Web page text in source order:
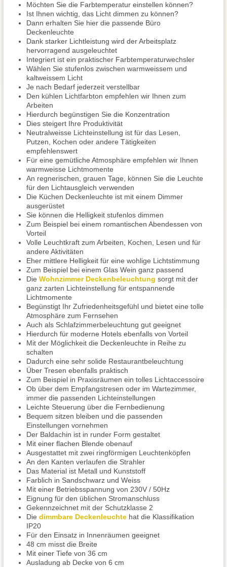
Möchten Sie die Farbtemperatur einstellen können?
Ist Ihnen wichtig, das Licht dimmen zu können?
Dann erhalten Sie hier die passende Büro
Deckenleuchte
Dank starker Lichtleistung wird der Arbeitsplatz
hervorragend ausgeleuchtet
Integriert ist ein praktischer Farbtemperaturwechsler
Wählen Sie stufenlos zwischen warmweissem und
kaltweissem Licht
Je nach Bedarf jederzeit verstellbar
Den kühlen Lichtfarbton empfehlen wir Ihnen zum
Arbeiten
Hierdurch begünstigen Sie die Konzentration
Dies steigert Ihre Produktivität
Neutralweisse Lichteinstellung ist für das Lesen,
Putzen, Kochen oder andere Tätigkeiten
empfehlenswert
Für eine gemütliche Atmosphäre empfehlen wir Ihnen
warmweisse Lichtmomente
An regnerischen, grauen Tage, können Sie die Leuchte
für den Lichtausgleich verwenden
Die Küchen Deckenleuchte ist mit einem Dimmer
ausgerüstet
Sie können die Helligkeit stufenlos dimmen
Zum Beispiel bei einem romantischen Abendessen von
Vorteil
Volle Leuchtkraft zum Arbeiten, Kochen, Lesen und für
andere Aktivitäten
Eher mittlere Helligkeit für eine wohlige Lichtstimmung
Zum Beispiel bei einem Glas Wein ganz passend
Die Wohnzimmer Deckenbeleuchtung sorgt mit der
ganz zarten Lichteinstellung für entspannende
Lichtmomente
Begünstigt Ihr Zufriedenheitsgefühl und bietet eine tolle
Atmosphäre zum Fernsehen
Auch als Schlafzimmerbeleuchtung gut geeignet
Hierdurch für moderne Hotels ebenfalls von Vorteil
Mit der Möglichkeit die Deckenleuchte in Reihe zu
schalten
Dadurch eine sehr solide Restaurantbeleuchtung
Über Tresen ebenfalls praktisch
Zum Beispiel in Praxisräumen ein tolles Lichtaccessoire
Ob über dem Empfangstresen oder im Wartezimmer,
immer die passenden Lichteinstellungen
Leichte Steuerung über die Fernbedienung
Bequem sitzen bleiben und die passenden
Einstellungen vornehmen
Der Baldachin ist in runder Form gestaltet
Mit einer flachen Blende obenauf
Ausgestattet mit zwei ringförmigen Leuchtenköpfen
An den Kanten verlaufen die Strahler
Das Material ist Metall und Kunststoff
Farblich in Sandschwarz und Weiss
Mit einer Betriebsspannung von 230V / 50Hz
Eignung für den üblichen Stromanschluss
Gekennzeichnet mit der Schutzklasse 2
Die dimmbare Deckenleuchte hat die Klassifikation
IP20
Für den Einsatz in Innenräumen geeignet
48 cm misst die Breite
Mit einer Tiefe von 36 cm
Ausladung ab Decke von 6 cm